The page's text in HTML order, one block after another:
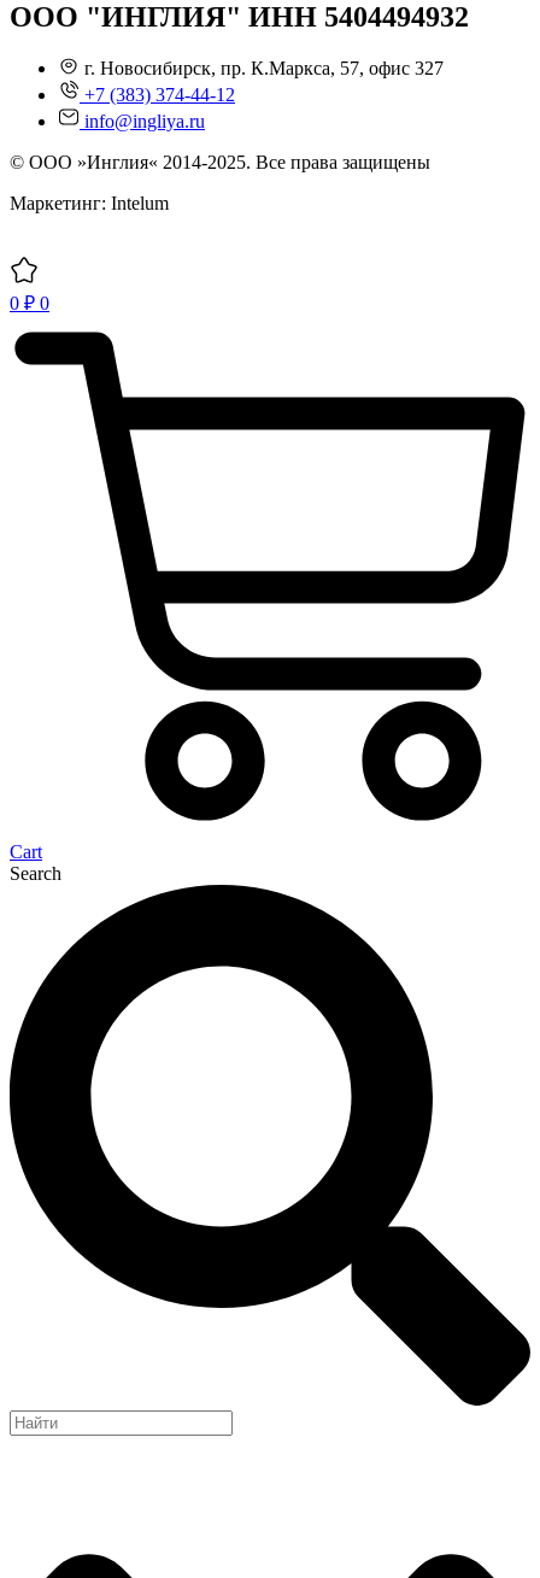
ООО "ИНГЛИЯ" ИНН 5404494932
г. Новосибирск, пр. К.Маркса, 57, офис 327
+7 (383) 374-44-12
info@ingliya.ru
© ООО »Инглия« 2014-2025. Все права защищены
Маркетинг: Intelum
0 ₽ 0
Cart
Search